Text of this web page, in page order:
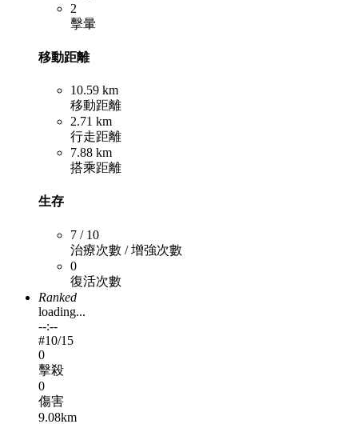
2
擊暈
移動距離
10.59 km
移動距離
2.71 km
行走距離
7.88 km
搭乘距離
生存
7 / 10
治療次數 / 增強次數
0
復活次數
Ranked
loading...
--:--
#10/15
0
擊殺
0
傷害
9.08km